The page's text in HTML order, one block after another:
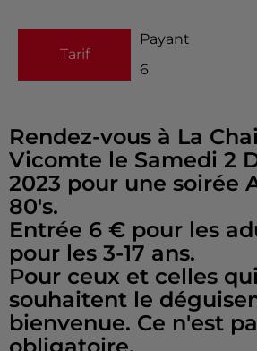
Tarif
Payant
6
Rendez-vous à La
Vicomte le Samedi 2
2023 pour une soirée
80's.
Entrée 6 € pour les
pour les 3-17 ans.
Pour ceux et celles
souhaitent le
bienvenue. Ce n'est